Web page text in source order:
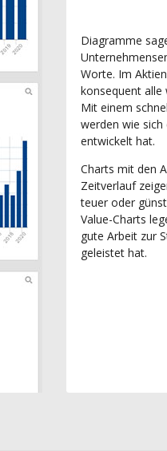
Diagramme
Worte. Im
konsequent alle
Mit einem
werden wie sich
entwickelt hat.
Charts mit den
Zeitverlauf
teuer oder
Value-Charts
gute Arbeit zur
geleistet hat.